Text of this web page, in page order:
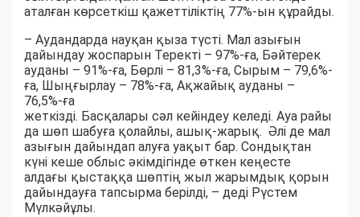
аталған көрсеткіш қажеттіліктің 77%-ын құрайды.
– Аудандарда науқан қыза түсті. Мал азығын
дайындау жоспарын Теректі – 97%-ға, Бәйтерек
ауданы – 91%-ға, Бөрлі – 81,3%-ға, Сырым – 79,6%-
ға, Шыңғырлау – 78%-ға, Ақжайық ауданы –
76,5%-ға
жеткізді. Басқалары сәл кейіндеу келеді. Ауа райы
да шөп шабуға қолайлы, ашық-жарық. Әлі де мал
азығын дайындап алуға уақыт бар. Сондықтан
күні кеше облыс әкімдігінде өткен кеңесте
алдағы қыстаққа шөптің жыл жарымдық қорын
дайындауға тапсырма берілді, – деді Рүстем
Мүлкәйұлы.